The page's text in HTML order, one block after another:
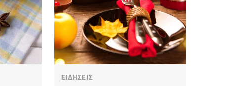
ΕΙΔΗΣΕΙΣ